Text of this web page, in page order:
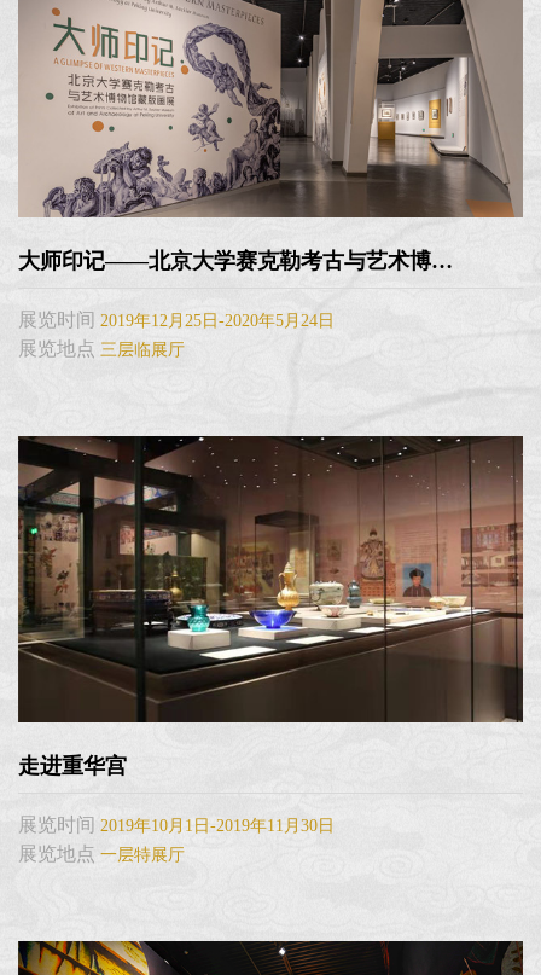
大师印记——北京大学赛克勒考古与艺术博物馆藏版画展
展览时间 2019年12月25日-2020年5月24日
展览地点 三层临展厅
走进重华宫
展览时间 2019年10月1日-2019年11月30日
展览地点 一层特展厅